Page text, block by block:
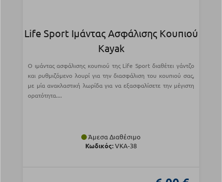
Life Sport Ιμάντας Ασφάλισης Κουπιού
Kayak
Ο ιμάντας ασφάλισης κουπιού της Life Sport διαθέτει γάντζο
και ρυθμιζόμενο λουρί για την διασφάλιση του κουπιού σας,
με μία ανακλαστική λωρίδα για να εξασφαλίσετε την μέγιστη
ορατότητα....
Άμεσα Διαθέσιμο
Κωδικός:VKA-38